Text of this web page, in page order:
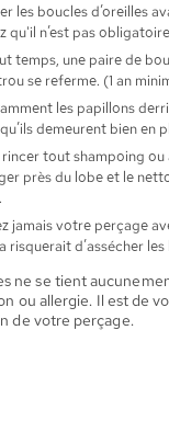
les boucles d’oreilles
qu'il n’est pas
temps, une paire de
se referme. (1 an
les papillons
demeurent bien en
tout shampoing ou
près du lobe et le
jamais votre perçage
risquerait d’assécher les
ne se tient
ou allergie. Il est de
de votre perçage.